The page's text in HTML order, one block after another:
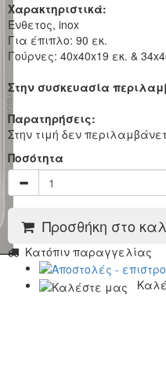
Xαρακτηριστικά:
Ένθετος, inox
Για έπιπλο: 90 εκ.
Γούρνες: 40x40x19 εκ. &
Στην συσκευασία
Παρατηρήσεις:
Στην τιμή δεν
Ποσότητα
Προσθήκη στο
Kατόπιν παραγγελίας